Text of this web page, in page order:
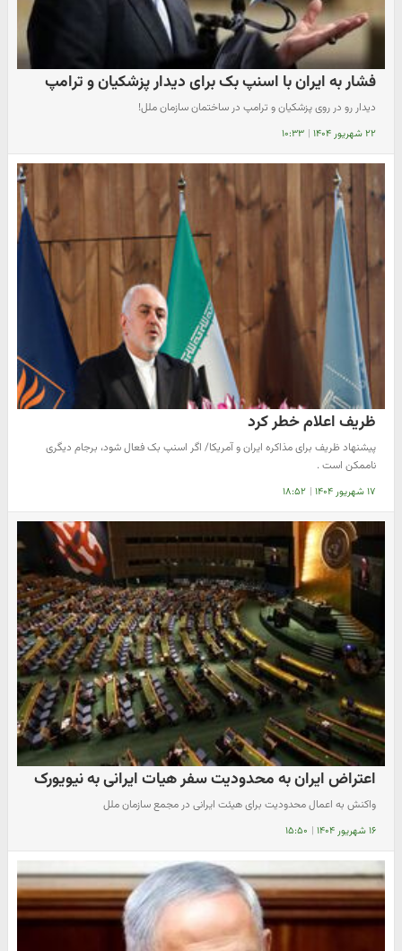
فشار به ایران با اسنپ بک برای دیدار پزشکیان و ترامپ
دیدار رو در روی پزشکیان و ترامپ در ساختمان سازمان ملل!
۲۲ شهریور ۱۴۰۴ | ۱۰:۳۳
ظریف اعلام خطر کرد
پیشنهاد ظریف برای مذاکره ایران و آمریکا/ اگر اسنپ بک فعال شود، برجام دیگری
ناممکن است .
۱۷ شهریور ۱۴۰۴ | ۱۸:۵۲
اعتراض ایران به محدودیت سفر هیات ایرانی به نیویورک
واکنش به اعمال محدودیت برای هیئت ایرانی در مجمع سازمان ملل
۱۶ شهریور ۱۴۰۴ | ۱۵:۵۰